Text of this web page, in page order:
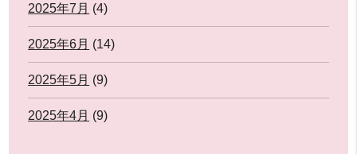
2025年7月 (4)
2025年6月 (14)
2025年5月 (9)
2025年4月 (9)